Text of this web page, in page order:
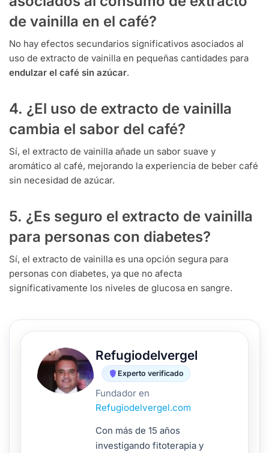
de vainilla en el café?
No hay efectos secundarios significativos asociados al
uso de extracto de vainilla en pequeñas cantidades para
endulzar el café sin azúcar.
4. ¿El uso de extracto de vainilla
cambia el sabor del café?
Sí, el extracto de vainilla añade un sabor suave y
aromático al café, mejorando la experiencia de beber café
sin necesidad de azúcar.
5. ¿Es seguro el extracto de vainilla
para personas con diabetes?
Sí, el extracto de vainilla es una opción segura para
personas con diabetes, ya que no afecta
significativamente los niveles de glucosa en sangre.
Refugiodelvergel
Experto verificado
Fundador en
Refugiodelvergel.com
Con más de 15 años
investigando fitoterapia y